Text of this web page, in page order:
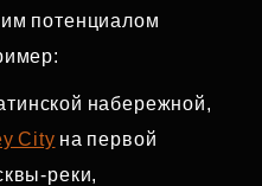
потенциалом
набережной,
City на первой